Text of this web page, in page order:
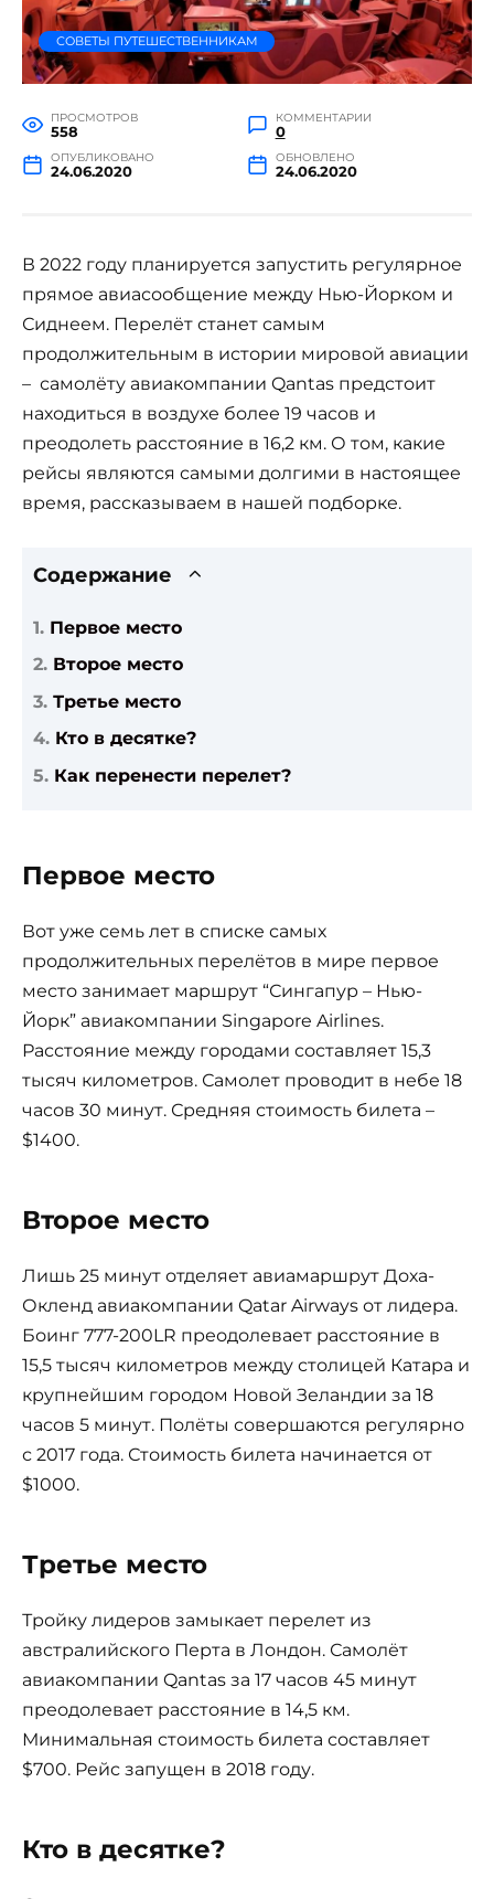
СОВЕТЫ ПУТЕШЕСТВЕННИКАМ
ПРОСМОТРОВ
558
КОММЕНТАРИИ
0
ОПУБЛИКОВАНО
24.06.2020
ОБНОВЛЕНО
24.06.2020
В 2022 году планируется запустить регулярное
прямое авиасообщение между Нью-Йорком и
Сиднеем. Перелёт станет самым
продолжительным в истории мировой авиации
– самолёту авиакомпании Qantas предстоит
находиться в воздухе более 19 часов и
преодолеть расстояние в 16,2 км. О том, какие
рейсы являются самыми долгими в настоящее
время, рассказываем в нашей подборке.
Содержание
Первое место
Второе место
Третье место
Кто в десятке?
Как перенести перелет?
Первое место
Вот уже семь лет в списке самых
продолжительных перелётов в мире первое
место занимает маршрут “Сингапур – Нью-
Йорк” авиакомпании Singapore Airlines.
Расстояние между городами составляет 15,3
тысяч километров. Самолет проводит в небе 18
часов 30 минут. Средняя стоимость билета –
$1400.
Второе место
Лишь 25 минут отделяет авиамаршрут Доха-
Окленд авиакомпании Qatar Airways от лидера.
Боинг 777-200LR преодолевает расстояние в
15,5 тысяч километров между столицей Катара и
крупнейшим городом Новой Зеландии за 18
часов 5 минут. Полёты совершаются регулярно
с 2017 года. Стоимость билета начинается от
$1000.
Третье место
Тройку лидеров замыкает перелет из
австралийского Перта в Лондон. Самолёт
авиакомпании Qantas за 17 часов 45 минут
преодолевает расстояние в 14,5 км.
Минимальная стоимость билета составляет
$700. Рейс запущен в 2018 году.
Кто в десятке?